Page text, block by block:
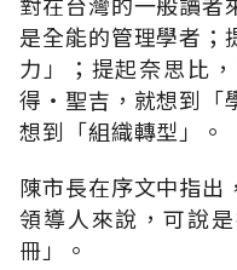
是全能的管理學者；
力」；提起奈思比
得‧聖吉，就想到「
想到「組織轉型」。
陳市長在序文中指出
領導人來說，可說
冊」。